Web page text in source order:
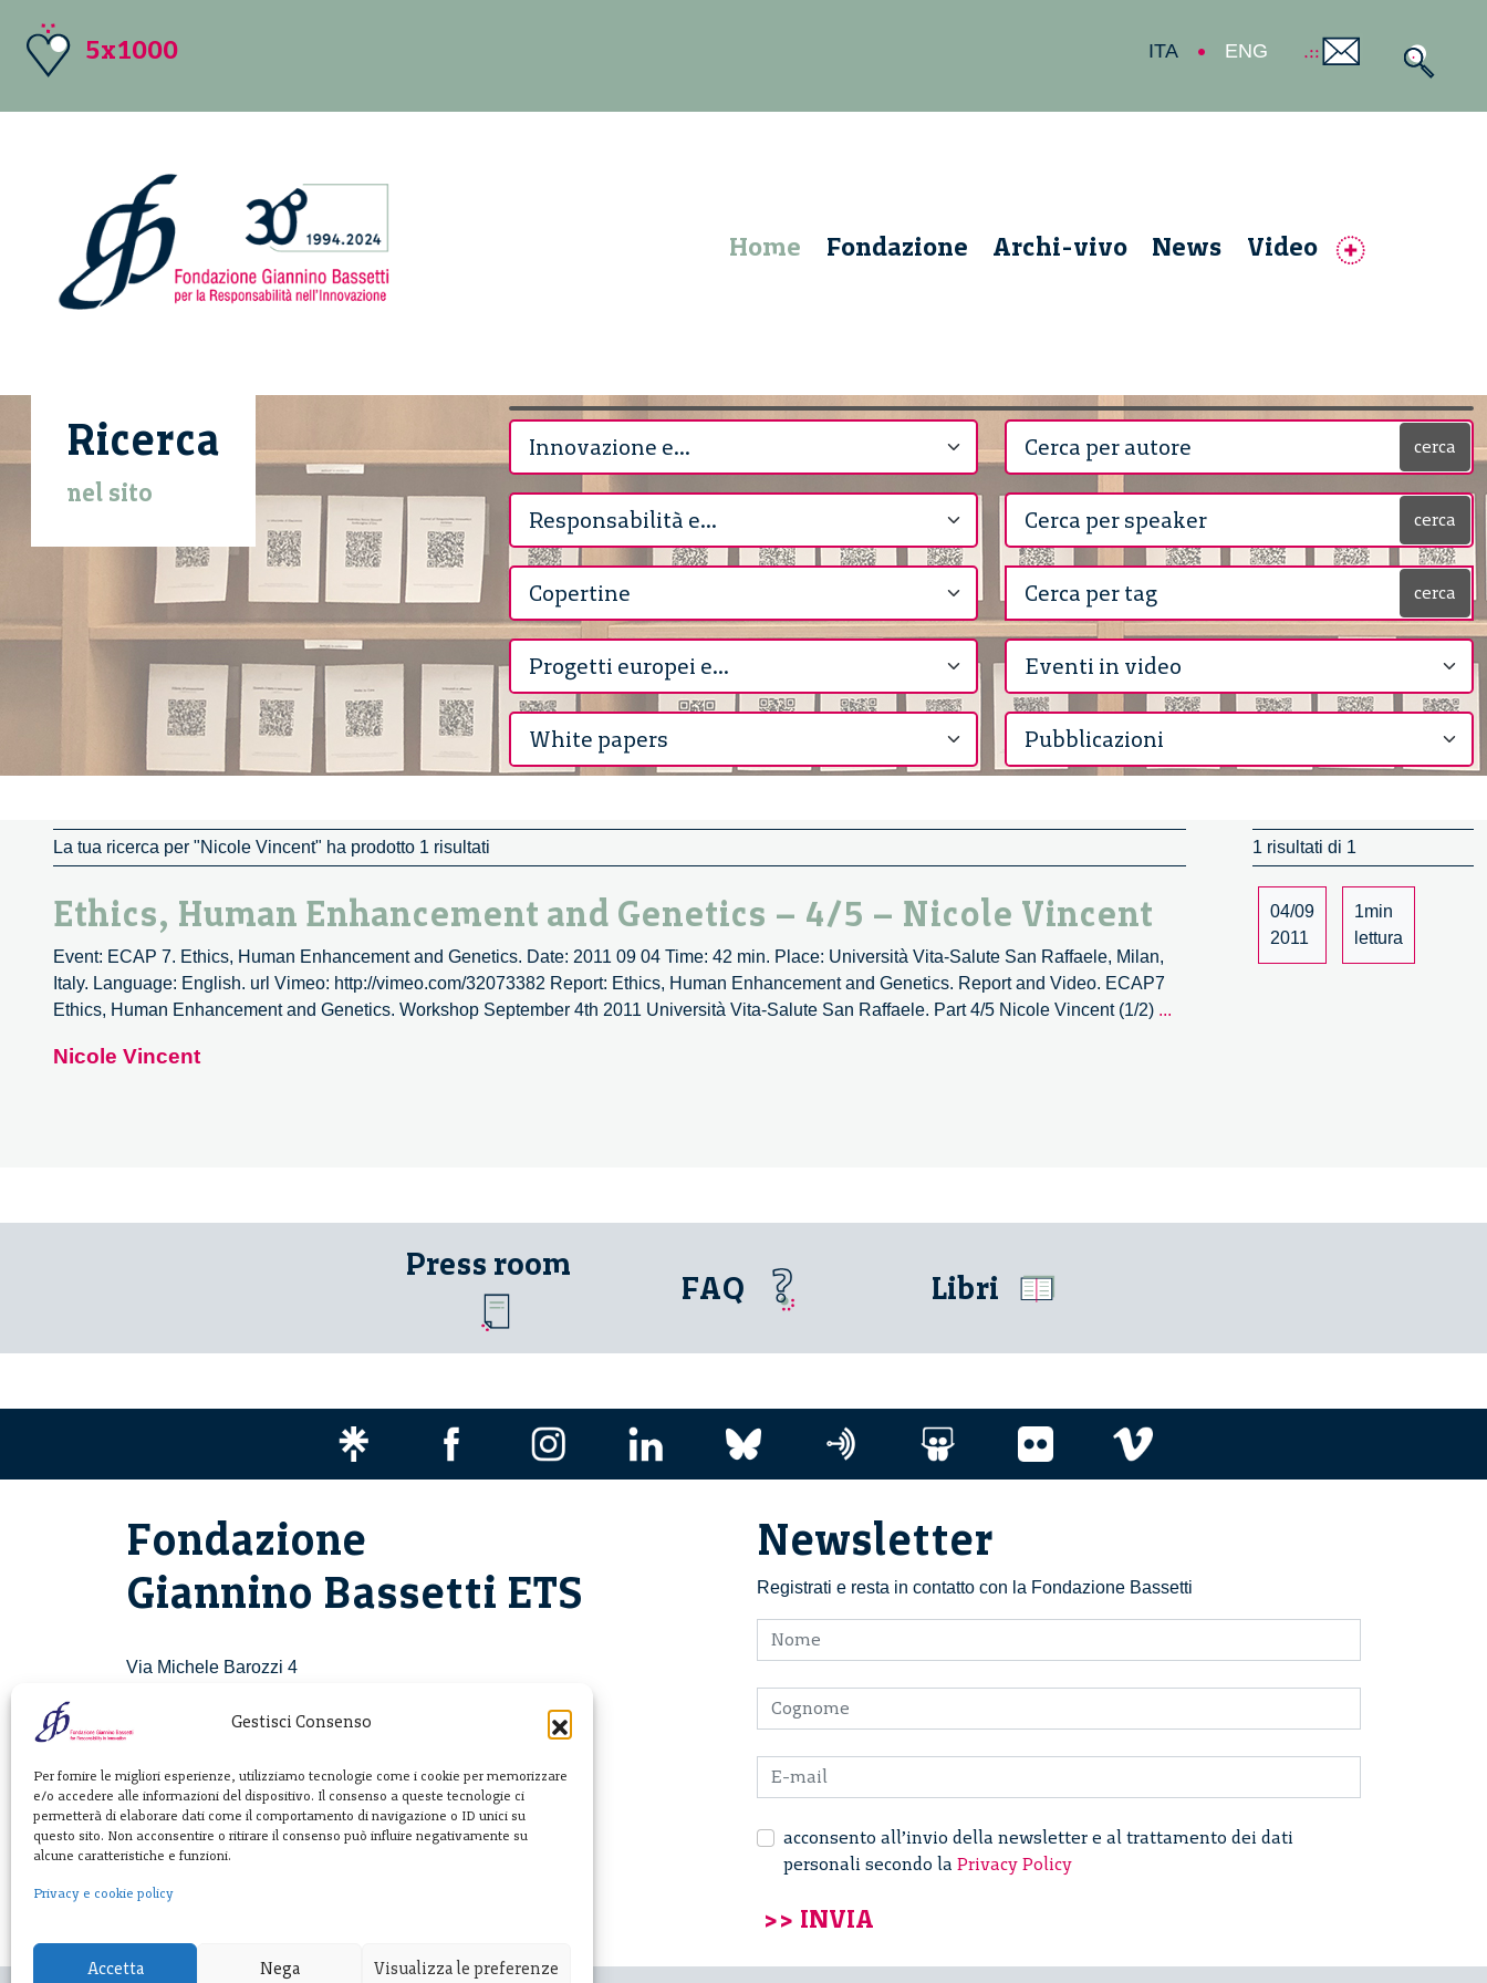
Gestisci Consenso
Per fornire le migliori esperienze, utilizziamo tecnologie come i cookie per memorizzare
e/o accedere alle informazioni del dispositivo. Il consenso a queste tecnologie ci
permetterà di elaborare dati come il comportamento di navigazione o ID unici su
questo sito. Non acconsentire o ritirare il consenso può influire negativamente su
alcune caratteristiche e funzioni.
Privacy e cookie policy
Accetta Nega Visualizza le preferenze
5x1000 ITA ENG
Home Fondazione Archi-vivo News Video
Ricerca
nel sito
cerca
cerca
cerca
La tua ricerca per "Nicole Vincent" ha prodotto 1 risultati 1 risultati di 1
Ethics, Human Enhancement and Genetics – 4/5 – Nicole Vincent
Event: ECAP 7. Ethics, Human Enhancement and Genetics. Date: 2011 09 04 Time: 42 min. Place: Università Vita-Salute San Raffaele, Milan,
Italy. Language: English. url Vimeo: http://vimeo.com/32073382 Report: Ethics, Human Enhancement and Genetics. Report and Video. ECAP7
Ethics, Human Enhancement and Genetics. Workshop September 4th 2011 Università Vita-Salute San Raffaele. Part 4/5 Nicole Vincent (1/2) ...
Nicole
Nicole Vincent
04/09
2011
1min
lettura
Press room
FAQ Libri
Newsletter
Registrati e resta in contatto con la Fondazione Bassetti
acconsento all’invio della newsletter e al trattamento dei dati
personali secondo la Privacy Policy
Fondazione
Giannino Bassetti ETS
Via Michele Barozzi 4
T. +39 02 781933
info@fondazionebassetti.org
p.i. 12520270153